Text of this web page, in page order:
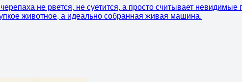
не рвется, не суетится, а просто считывает
животное, а идеально собранная живая машина.